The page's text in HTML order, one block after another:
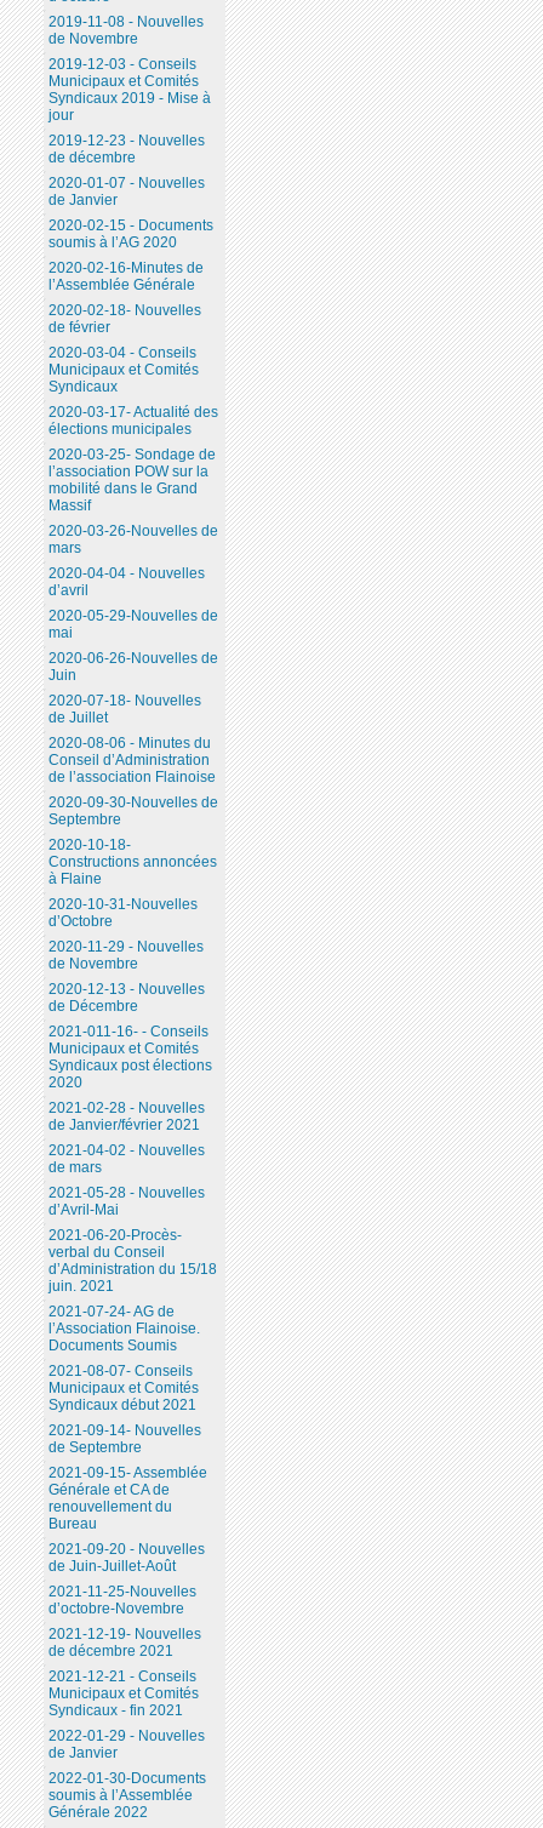
2019-11-08 - Nouvelles
de Novembre
2019-12-03 - Conseils
Municipaux et Comités
Syndicaux 2019 - Mise à
jour
2019-12-23 - Nouvelles
de décembre
2020-01-07 - Nouvelles
de Janvier
2020-02-15 - Documents
soumis à l’AG 2020
2020-02-16-Minutes de
l’Assemblée Générale
2020-02-18- Nouvelles
de février
2020-03-04 - Conseils
Municipaux et Comités
Syndicaux
2020-03-17- Actualité des
élections municipales
2020-03-25- Sondage de
l’association POW sur la
mobilité dans le Grand
Massif
2020-03-26-Nouvelles de
mars
2020-04-04 - Nouvelles
d’avril
2020-05-29-Nouvelles de
mai
2020-06-26-Nouvelles de
Juin
2020-07-18- Nouvelles
de Juillet
2020-08-06 - Minutes du
Conseil d’Administration
de l’association Flainoise
2020-09-30-Nouvelles de
Septembre
2020-10-18-
Constructions annoncées
à Flaine
2020-10-31-Nouvelles
d’Octobre
2020-11-29 - Nouvelles
de Novembre
2020-12-13 - Nouvelles
de Décembre
2021-011-16- - Conseils
Municipaux et Comités
Syndicaux post élections
2020
2021-02-28 - Nouvelles
de Janvier/février 2021
2021-04-02 - Nouvelles
de mars
2021-05-28 - Nouvelles
d’Avril-Mai
2021-06-20-Procès-
verbal du Conseil
d’Administration du 15/18
juin. 2021
2021-07-24- AG de
l’Association Flainoise.
Documents Soumis
2021-08-07- Conseils
Municipaux et Comités
Syndicaux début 2021
2021-09-14- Nouvelles
de Septembre
2021-09-15- Assemblée
Générale et CA de
renouvellement du
Bureau
2021-09-20 - Nouvelles
de Juin-Juillet-Août
2021-11-25-Nouvelles
d’octobre-Novembre
2021-12-19- Nouvelles
de décembre 2021
2021-12-21 - Conseils
Municipaux et Comités
Syndicaux - fin 2021
2022-01-29 - Nouvelles
de Janvier
2022-01-30-Documents
soumis à l’Assemblée
Générale 2022